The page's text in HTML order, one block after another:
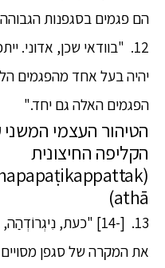
הם פגמים בסגפנות
12. "בוודאי שכן, אדוני.
יהיה בעל אחד מהפגמים
הפגמים האלה גם יחד."
הטיהור העצמי
הקליפה החיצונית
athā)
13. [-14] "כעת,
את המקרה של סגפן